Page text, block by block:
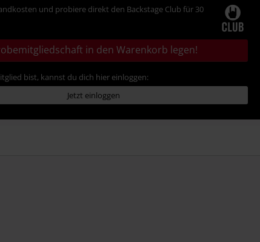
und probiere direkt den Backstage Club für 30
in den Warenkorb legen!
bist, kannst du dich hier einloggen:
Jetzt einloggen